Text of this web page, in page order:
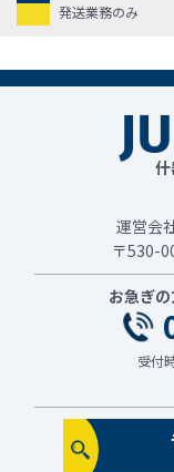
発送業務のみ
運営会
〒530-
お急ぎ
受付